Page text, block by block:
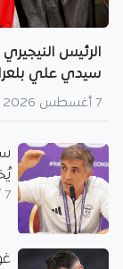
الرئيس
سيدي علي
7 أغسطس 2026
7 أغسطس 2026